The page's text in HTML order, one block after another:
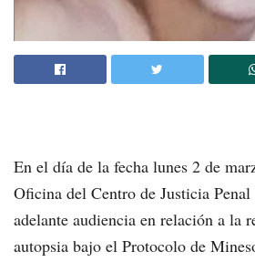
En el día de la fecha lunes 2 de
Oficina del Centro de Justicia
adelante audiencia en relación a la
autopsia bajo el Protocolo de